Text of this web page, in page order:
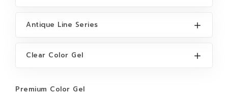
Antique Line Series
Clear Color Gel
Premium Color Gel